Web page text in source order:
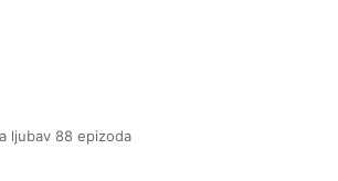
ljubav 88 epizoda